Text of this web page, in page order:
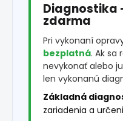
Diagnostika
zdarma
Pri vykonaní
bezplatná. Ak sa
nevykonať alebo
len vykonanú
Základná
zariadenia a